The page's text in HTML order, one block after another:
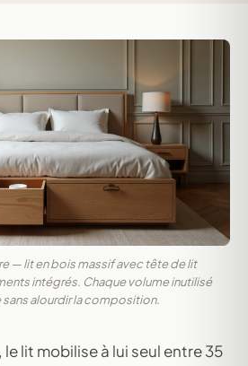
— lit en bois massif avec tête de lit
intégrés. Chaque volume inutilisé
alourdir la composition.
lit mobilise à lui seul entre 35